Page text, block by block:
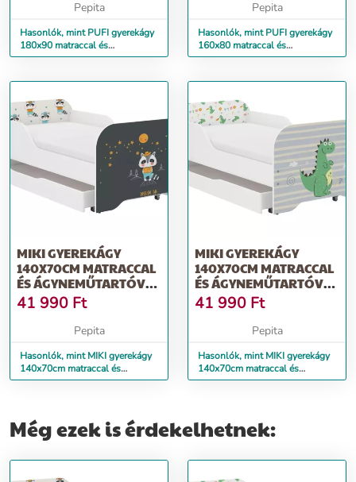
Pepita
Hasonlók, mint PUFI gyerekágy
180x90 matraccal és
ágyneműtartóval - maci
Pepita
Hasonlók, mint PUFI gyerekágy
160x80 matraccal és
ágyneműtartóval - fehér maci
MIKI GYEREKÁGY
140X70CM MATRACCAL
ÉS ÁGYNEMŰTARTÓVAL
- BORZ
41 990 Ft
Pepita
Hasonlók, mint MIKI gyerekágy
140x70cm matraccal és
ágyneműtartóval - borz
MIKI GYEREKÁGY
140X70CM MATRACCAL
ÉS ÁGYNEMŰTARTÓVAL
- DINO
41 990 Ft
Pepita
Hasonlók, mint MIKI gyerekágy
140x70cm matraccal és
ágyneműtartóval - dino
Még ezek is érdekelhetnek: